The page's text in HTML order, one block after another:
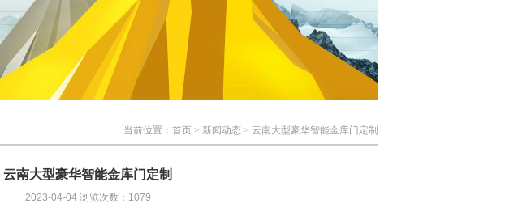
当前位置： 首页 > 新闻动态 > 云南大型豪华智能金库门定制
云南大型豪华智能金库门定制
2023-04-04 浏览次数：1079